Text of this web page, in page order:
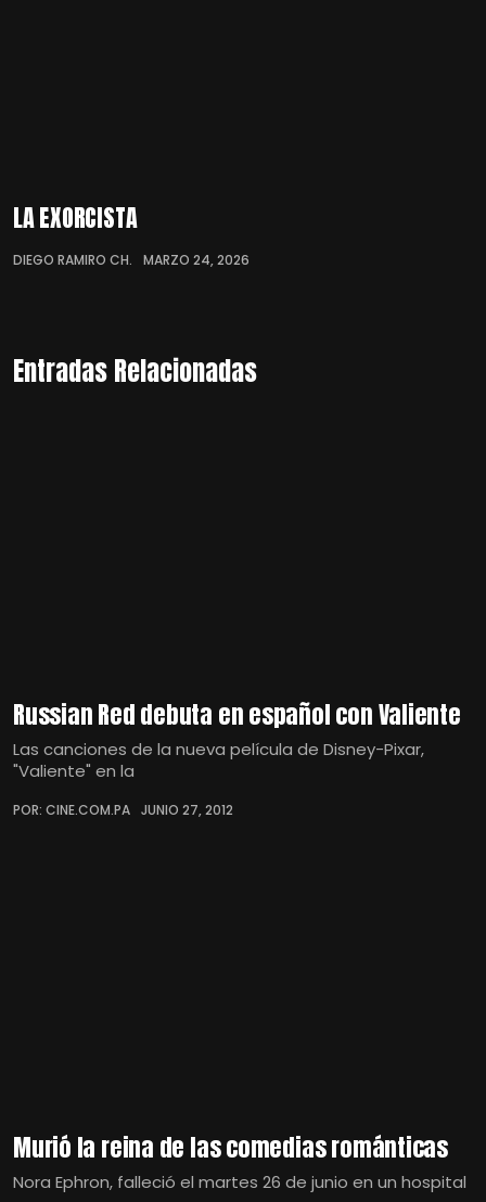
LA EXORCISTA
DIEGO RAMIRO CH. MARZO 24, 2026
Entradas Relacionadas
Russian Red debuta en español con Valiente
Las canciones de la nueva película de Disney-Pixar,
"Valiente" en la
POR: CINE.COM.PA JUNIO 27, 2012
Murió la reina de las comedias románticas
Nora Ephron, falleció el martes 26 de junio en un hospital